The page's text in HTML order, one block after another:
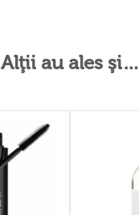
Alţii au ales şi…